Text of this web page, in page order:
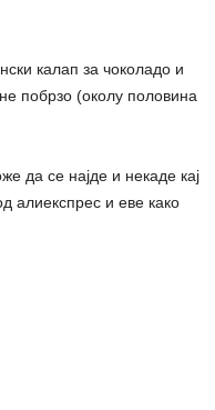
калап за чоколадо и
побрзо (околу половина
да се најде и некаде кај
алиекспрес и еве како